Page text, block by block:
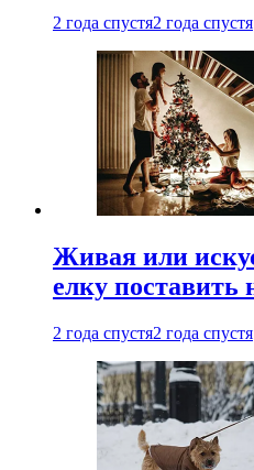
2 года спустя2 года спустя
Живая или
елку поставить
2 года спустя2 года спустя